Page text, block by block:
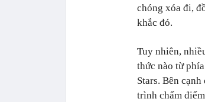
chóng xóa đi,
khắc đó.
Tuy nhiên,
thức nào từ
Stars. Bên
trình chấm